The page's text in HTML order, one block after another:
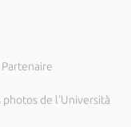
Partenaire
photos de l'Università